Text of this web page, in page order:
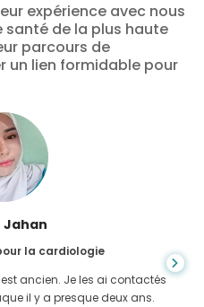
expérience avec nous
santé de la plus haute
parcours de
un lien formidable pour
Jahan
la cardiologie
ancien. Je les ai contactés
il y a presque deux ans.